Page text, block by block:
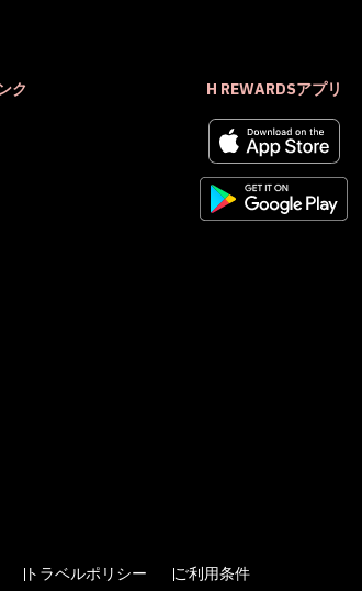
ク H REWARDSアプリ
トラベルポリシー ご利用条件